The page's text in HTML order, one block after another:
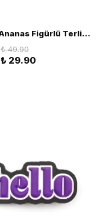
Tropik Ananas Figürlü Terlik Süsü - 3D Jibbitz Aksesuar
₺ 49.90
₺ 29.90